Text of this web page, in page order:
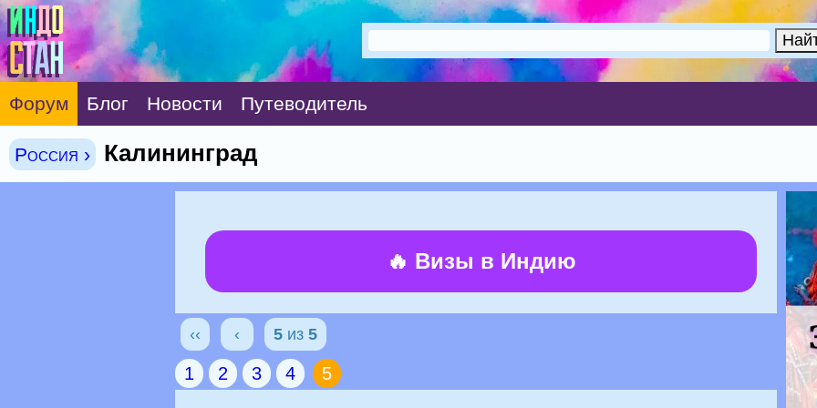
Форум Блог Новости Путеводитель
Россия › Калининград
🔥 Визы в Индию
‹‹ ‹ 5 из 5
1 2 3 4 5